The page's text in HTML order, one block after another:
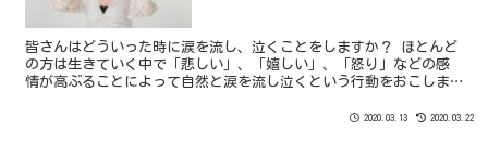
皆さんはどういった時に涙を流し、泣くことをしますか？ ほとんど
の方は生きていく中で「悲しい」、「嬉しい」、「怒り」などの感
情が高ぶることによって自然と涙を流し泣くという行動をおこしま
2020.03.13 2020.03.22